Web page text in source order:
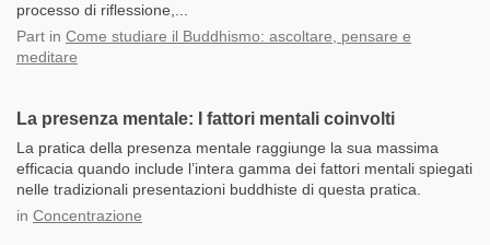
processo di riflessione,...
Part in Come studiare il Buddhismo: ascoltare, pensare e
meditare
La presenza mentale: I fattori mentali coinvolti
La pratica della presenza mentale raggiunge la sua massima
efficacia quando include l’intera gamma dei fattori mentali spiegati
nelle tradizionali presentazioni buddhiste di questa pratica.
in Concentrazione